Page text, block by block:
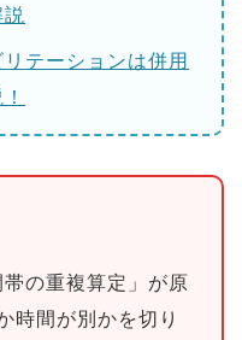
テーションは併用
の重複算定」が原
時間が別かを切り